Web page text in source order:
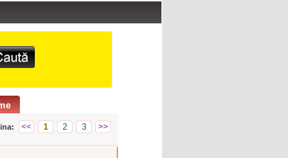
<< 1 2 3 >>